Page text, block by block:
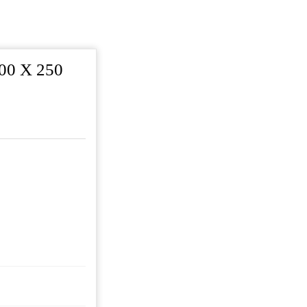
X 250